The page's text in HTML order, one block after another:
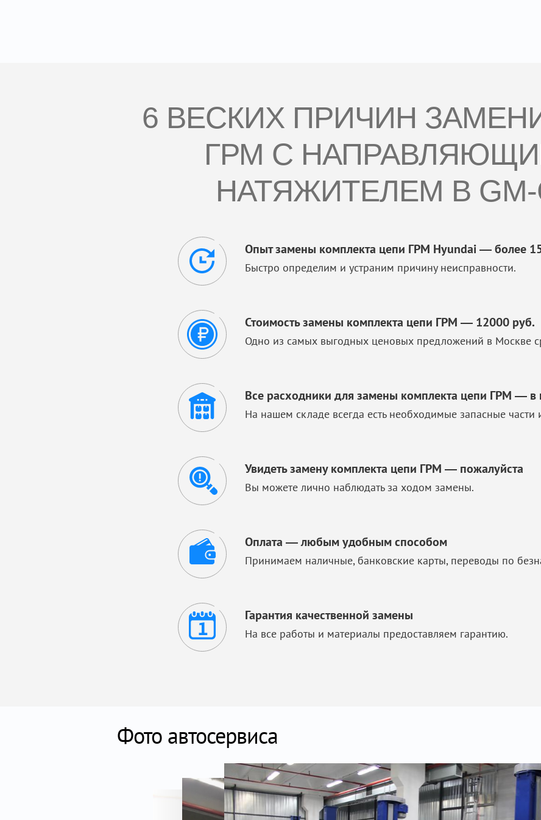
6 ВЕСКИХ ПРИЧИН
ГРМ С
НАТЯЖИТЕЛЕМ В GM-
Опыт замены комплекта цепи ГРМ Hyundai — более
Быстро определим и устраним причину неисправности.
Стоимость замены комплекта цепи ГРМ — 12000 руб.
Одно из самых выгодных ценовых предложений в Москве
Все расходники для замены комплекта цепи ГРМ — в
На нашем складе всегда есть необходимые запасные
Увидеть замену комплекта цепи ГРМ — пожалуйста
Вы можете лично наблюдать за ходом замены.
Оплата — любым удобным способом
Принимаем наличные, банковские карты, переводы по
Гарантия качественной замены
На все работы и материалы предоставляем гарантию.
Фото автосервиса